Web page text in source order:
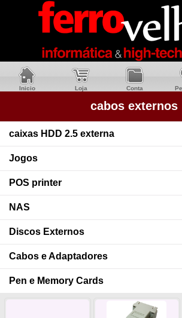
Inicio Loja Conta
cabos externos
caixas HDD 2.5 externa
Jogos
POS printer
NAS
Discos Externos
Cabos e Adaptadores
Pen e Memory Cards